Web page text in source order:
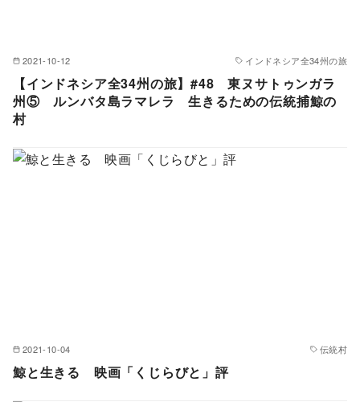
2021-10-12 インドネシア全34州の旅
【インドネシア全34州の旅】#48 東ヌサトゥンガラ
州⑤ ルンバタ島ラマレラ 生きるための伝統捕鯨の
村
2021-10-04 伝統村
鯨と生きる 映画「くじらびと」評